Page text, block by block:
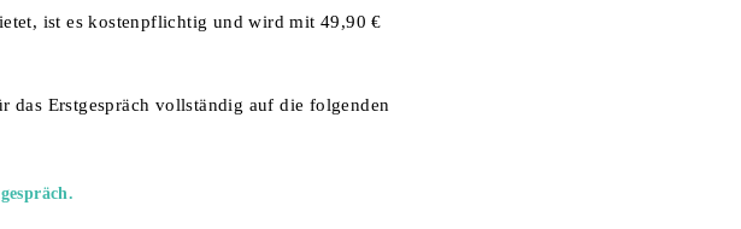
ist es kostenpflichtig und wird mit 49,90 €
das Erstgespräch vollständig auf die folgenden